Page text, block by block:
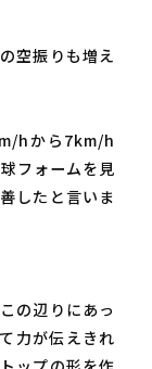
空振りも増え
hから7km/h
フォームを見
したと言いま
の辺りにあっ
力が伝えきれ